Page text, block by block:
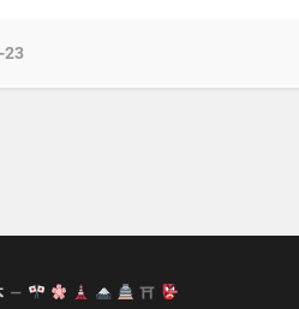
23
— ⛩